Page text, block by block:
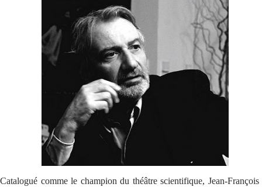
Catalogué comme le champion du théâtre scientifique, Jean-François